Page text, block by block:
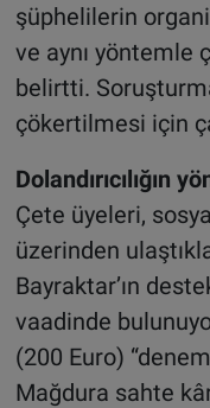
şüphelilerin
ve aynı yöntemle
belirtti.
çökertilmesi için
Dolandırıcılığın
Çete üyeleri,
üzerinden
Bayraktar’ın
vaadinde
(200 Euro)
Mağdura sahte